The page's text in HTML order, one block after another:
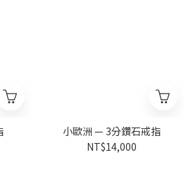
小歐洲 — 3分鑽石戒指
NT$14,000